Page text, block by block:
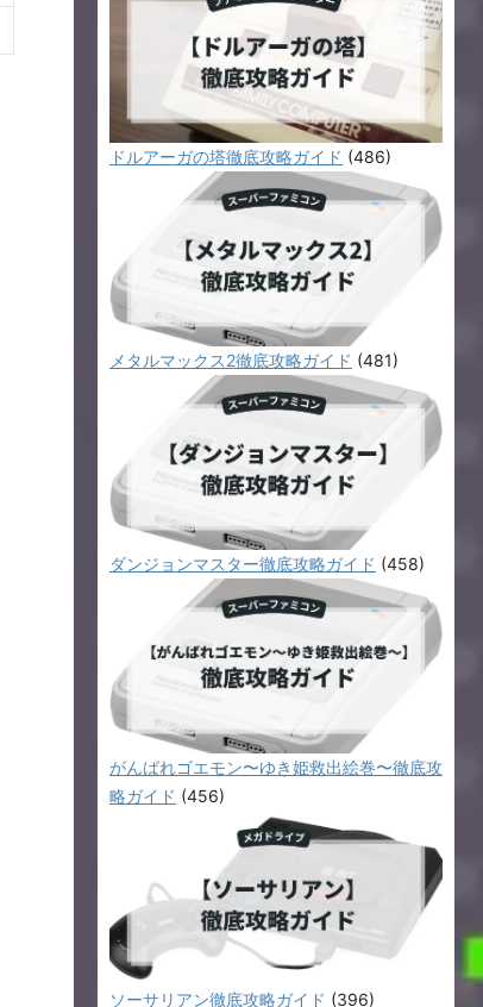
ドルアーガの塔徹底攻略ガイド (486)
メタルマックス2徹底攻略ガイド (481)
ダンジョンマスター徹底攻略ガイド (458)
がんばれゴエモン〜ゆき姫救出絵巻〜徹底攻
略ガイド (456)
ソーサリアン徹底攻略ガイド (396)